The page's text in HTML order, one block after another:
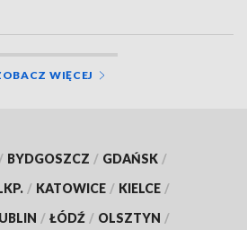
WIĘCEJ
/ BYDGOSZCZ / GDAŃSK /
/ KATOWICE / KIELCE /
/ ŁÓDŹ / OLSZTYN /